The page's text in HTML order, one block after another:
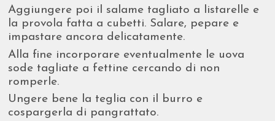
Aggiungere poi il salame tagliato a listarelle e
la provola fatta a cubetti. Salare, pepare e
impastare ancora delicatamente.
Alla fine incorporare eventualmente le uova
sode tagliate a fettine cercando di non
romperle.
Ungere bene la teglia con il burro e
cospargerla di pangrattato.